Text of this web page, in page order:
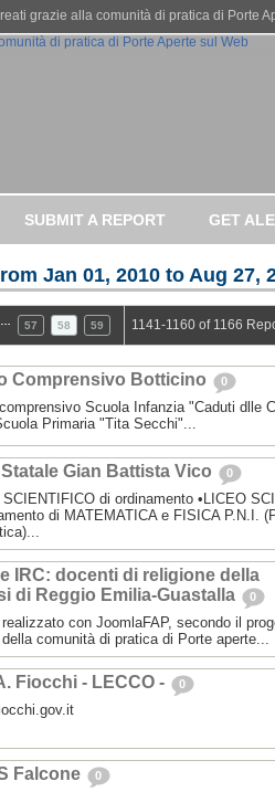
grazie alla comunità di pratica di Porte
SUBMIT A REPORT GET
Jan 01, 2010 to Aug 27,
57 58 59 1141-1160 of 1166
Comprensivo Botticino 0
Scuola Infanzia "Caduti dlle
Primaria "Tita Secchi"...
Gian Battista Vico 0
SCIENTIFICO di ordinamento •LICEO
di MATEMATICA e FISICA P.N.I.
IRC: docenti di religione della
di Reggio Emilia-Guastalla
0
realizzato con JoomlaFAP, secondo il
comunità di pratica di Porte aperte...
A. Fiocchi - LECCO - 0
Falcone 0